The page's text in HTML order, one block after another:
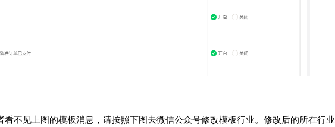
不见上图的模板消息，请按照下图去微信公众号修改模板行业。修改后的所在行业